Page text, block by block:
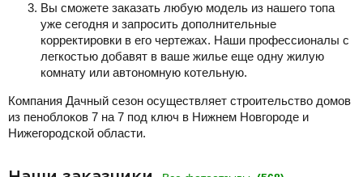
Вы сможете заказать любую модель из нашего топа
уже сегодня и запросить дополнительные
корректировки в его чертежах. Наши профессионалы с
легкостью добавят в ваше жилье еще одну жилую
комнату или автономную котельную.
Компания Дачный сезон осуществляет строительство домов
из пеноблоков 7 на 7 под ключ в Нижнем Новгороде и
Нижегородской области.